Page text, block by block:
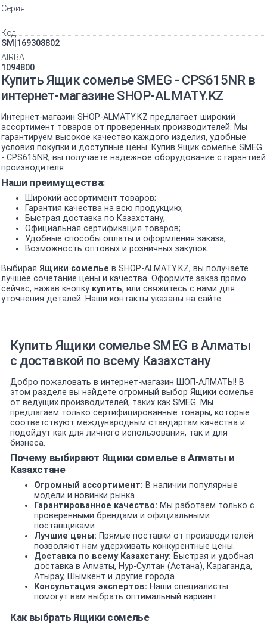
Серия
Код
SM|169308802
AIRBA
1094800
Купить Ящик сомелье SMEG - CPS615NR в
интернет-магазине SHOP-ALMATY.KZ
Интернет-магазин SHOP-ALMATY.KZ предлагает широкий
ассортимент товаров от проверенных производителей. Мы
гарантируем высокое качество каждого изделия, удобные
условия покупки и доступные цены. Купив Ящик сомелье SMEG
- CPS615NR, вы получаете надёжное оборудование с гарантией
производителя.
Наши преимущества:
Широкий ассортимент товаров;
Гарантия качества на всю продукцию;
Быстрая доставка по Казахстану;
Официальная сертификация товаров;
Удобные способы оплаты и оформления заказа;
Возможность оптовых и розничных закупок.
Выбирая Ящики сомелье в SHOP-ALMATY.KZ, вы получаете
лучшее сочетание цены и качества. Оформите заказ прямо
сейчас, нажав кнопку купить, или свяжитесь с нами для
уточнения деталей. Наши контакты указаны на сайте.
Купить Ящики сомелье SMEG в Алматы
с доставкой по всему Казахстану
Добро пожаловать в интернет-магазин ШОП-АЛМАТЫ! В
этом разделе вы найдете огромный выбор Ящики сомелье
от ведущих производителей, таких как SMEG. Мы
предлагаем только сертифицированные товары, которые
соответствуют международным стандартам качества и
подойдут как для личного использования, так и для
бизнеса.
Почему выбирают Ящики сомелье в Алматы и
Казахстане
Огромный ассортимент: В наличии популярные
модели и новинки рынка.
Гарантированное качество: Мы работаем только с
проверенными брендами и официальными
поставщиками.
Лучшие цены: Прямые поставки от производителей
позволяют нам удерживать конкурентные цены.
Доставка по всему Казахстану: Быстрая и удобная
доставка в Алматы, Нур-Султан (Астана), Караганда,
Атырау, Шымкент и другие города.
Консультация экспертов: Наши специалисты
помогут вам выбрать оптимальный вариант.
Как выбрать Ящики сомелье